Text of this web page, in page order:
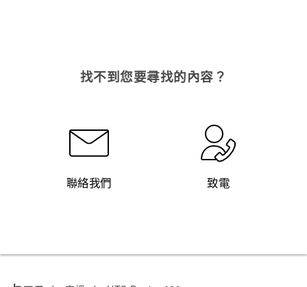
找不到您要尋找的內容？
聯絡我們 致電